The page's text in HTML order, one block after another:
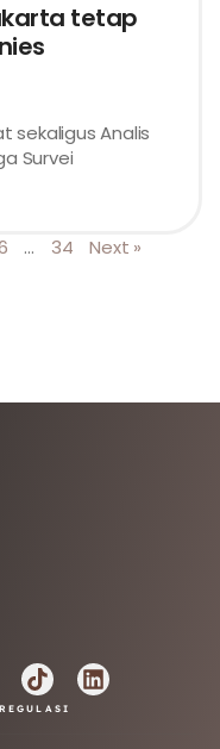
tetap
sekaligus Analis
Survei
… 34 Next »
REGULASI